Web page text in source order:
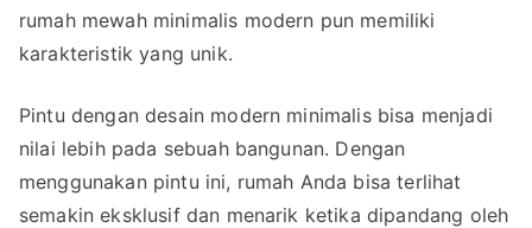
Pintu
Rumah
Mewah
yang
Unik
rumah mewah minimalis modern pun memiliki
karakteristik yang unik.
Pintu dengan desain modern minimalis bisa menjadi
nilai lebih pada sebuah bangunan. Dengan
menggunakan pintu ini, rumah Anda bisa terlihat
semakin eksklusif dan menarik ketika dipandang oleh